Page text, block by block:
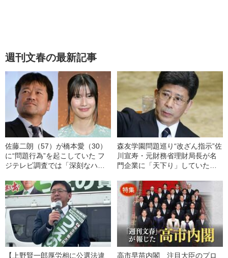
週刊文春の最新記事
佐藤二朗（57）が橋本愛（30）
に“問題行為”を起こしていた フ
ジテレビ調査では「深刻なハラ
事』で共演》
森友学園問題巡り“改ざん指示”佐
川宣寿・元財務省理財局長が名
門企業に「天下り」していた
役」と…》
【上野賢一郎厚労相に公選法違 高市早苗内閣 注目大臣のプロ